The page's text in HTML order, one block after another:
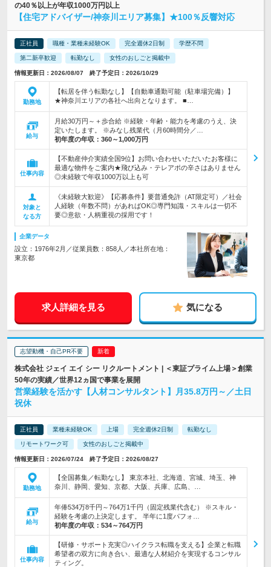
の40％以上が年収1000万円以上
【住宅アドバイザー/神奈川エリア募集】★100％反響対応
正社員 職種・業種未経験OK 完全週休2日制 学歴不問
第二新卒歓迎 転勤なし 女性のおしごと掲載中
情報更新日：2026/08/07 終了予定日：2026/10/29
勤務地
【転居を伴う転勤なし】【自動車通勤可能（駐車場完備）】
★神奈川エリアの各社へ出向となります。 ■…
給与
月給30万円～＋歩合給 ※経験・年齢・能力を考慮のうえ、決
定いたします。 ※みなし残業代（月60時間分／…
初年度の年収： 360～1,000万円
仕事内容
【不動産仲介実績全国9位】お問い合わせいただいたお客様に
最適な物件をご案内★飛び込み・テレアポの辛さはありません
◎未経験で年収1000万以上も可
対象と
なる方
《未経験大歓迎》【応募条件】要普通免許（AT限定可）／社会
人経験（年数不問）があればOK◎専門知識・スキルは一切不
要◎意欲・人柄重視の採用です！
企業データ
設立：1976年2月／従業員数：858人／本社所在地：
東京都
求人詳細を見る 気になる
志望動機・自己PR不要
株式会社 ジェイ エイ シー リクルートメント | ＜東証プライム上場＞創業
50年の実績／世界12ヵ国で事業を展開
営業経験を活かす【人材コンサルタント】月35.8万円～／土日
祝休
正社員 業種未経験OK 上場 完全週休2日制 転勤なし
リモートワーク可 女性のおしごと掲載中
情報更新日：2026/07/24 終了予定日：2026/08/27
勤務地
【全国募集／転勤なし】 東京本社、北海道、宮城、埼玉、神
奈川、静岡、愛知、京都、大阪、兵庫、広島、…
給与
年俸534万8千円～764万1千円（固定残業代含む） ※スキル・
経験を考慮の上決定します。 半年に1度パフォ…
初年度の年収： 534～764万円
仕事内容
【研修・サポート充実◎ハイクラス転職を支える】企業と転職
希望者の双方に向き合い、最適な人材紹介を実現するコンサル
ティング。